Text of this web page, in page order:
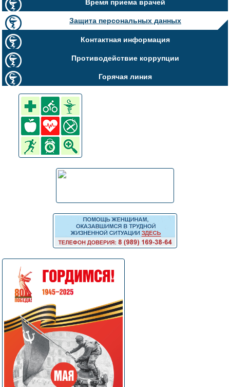
Время приема врачей
Защита персональных данных
Контактная информация
Противодействие коррупции
Горячая линия